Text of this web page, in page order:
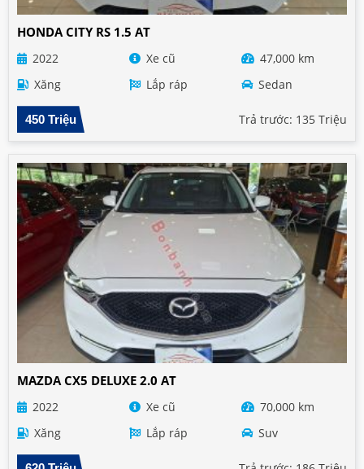
HONDA CITY RS 1.5 AT
2022 Xe cũ
47,000 km
Xăng
Lắp ráp Sedan
450 Triệu Trả trước: 135 Triệu
MAZDA CX5 DELUXE 2.0 AT
2022 Xe cũ
70,000 km
Xăng
Lắp ráp Suv